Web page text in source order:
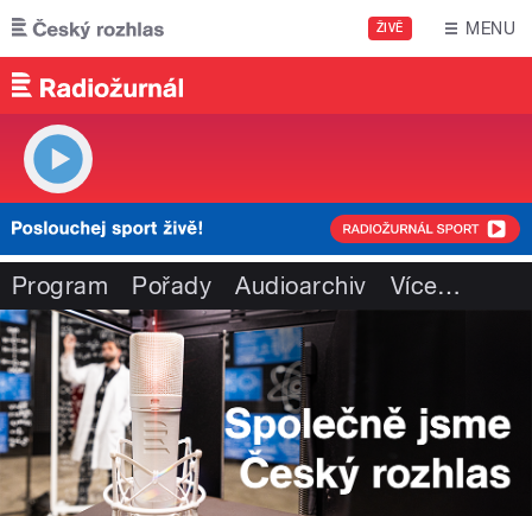
Přejít k hlavnímu obsahu
ŽIVĚ MENU
Program Pořady Audioarchiv Více…